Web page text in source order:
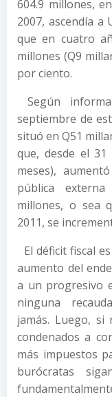
604.9 millones,
2007, ascendía a
que en cuatro
millones (Q9
por ciento.
Según
septiembre de
situó en Q51
que, desde el
meses),
pública
millones, o sea
2011, se
El déficit fiscal
aumento del
a un progresivo
ninguna
jamás. Luego,
condenados a
más impuestos
burócratas